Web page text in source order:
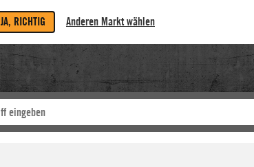
JA, RICHTIG Anderen Markt wählen